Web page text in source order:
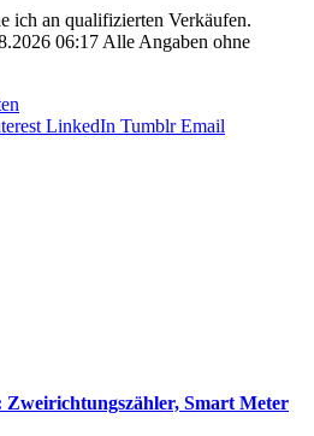
ich an qualifizierten Verkäufen.
06:17 Alle Angaben ohne
LinkedIn Tumblr Email
Zweirichtungszähler, Smart Meter